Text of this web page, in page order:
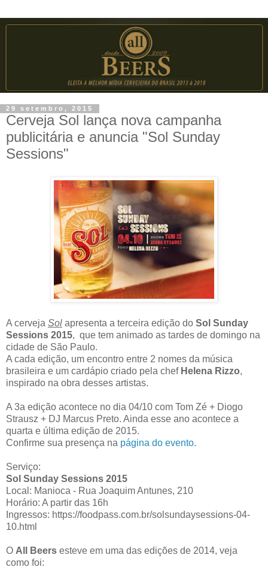
29 setembro, 2015
Cerveja Sol lança nova campanha
publicitária e anuncia "Sol Sunday
Sessions"
A cerveja Sol apresenta a terceira edição do Sol Sunday
Sessions 2015, que tem animado as tardes de domingo na
cidade de São Paulo.
A cada edição, um encontro entre 2 nomes da música
brasileira e um cardápio criado pela chef Helena Rizzo,
inspirado na obra desses artistas.
A 3a edição acontece no dia 04/10 com Tom Zé + Diogo
Strausz + DJ Marcus Preto. Ainda esse ano acontece a
quarta e última edição de 2015.
Confirme sua presença na página do evento.
Serviço:
Sol Sunday Sessions 2015
Local: Manioca - Rua Joaquim Antunes, 210
Horário: A partir das 16h
Ingressos: https://foodpass.com.br/solsundaysessions-04-
10.html
O All Beers esteve em uma das edições de 2014, veja
como foi: